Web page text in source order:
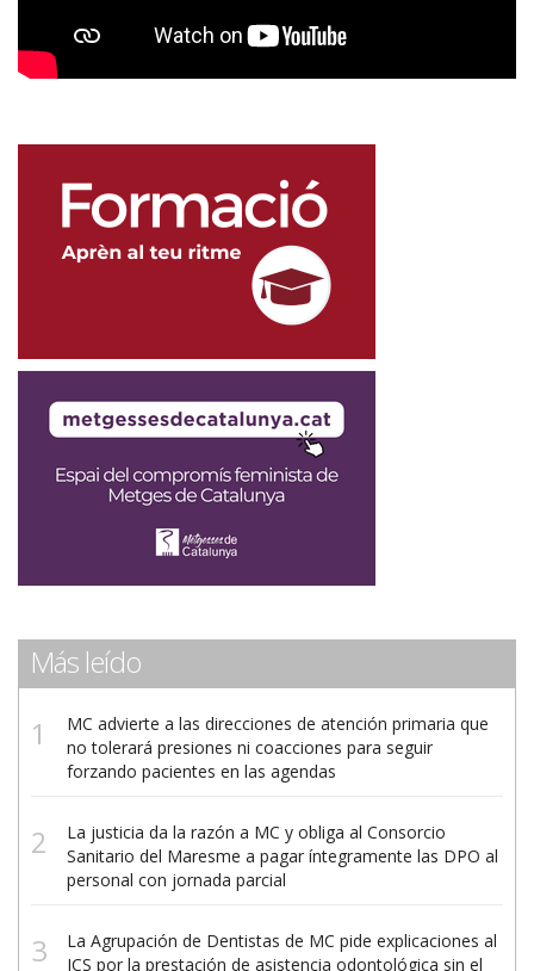
Más leído
MC advierte a las direcciones de atención primaria que
no tolerará presiones ni coacciones para seguir
forzando pacientes en las agendas
La justicia da la razón a MC y obliga al Consorcio
Sanitario del Maresme a pagar íntegramente las DPO al
personal con jornada parcial
La Agrupación de Dentistas de MC pide explicaciones al
ICS por la prestación de asistencia odontológica sin el